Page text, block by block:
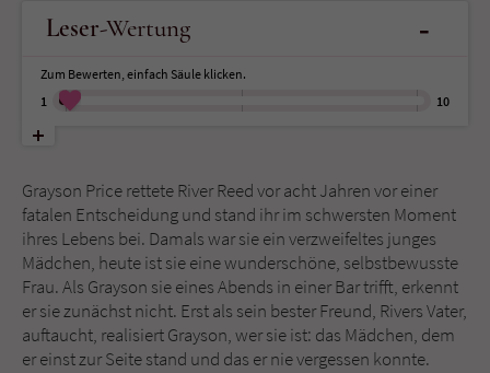
Leser-Wertung -
Zum Bewerten, einfach Säule klicken.
1
10
Grayson Price rettete River Reed vor acht Jahren vor einer
fatalen Entscheidung und stand ihr im schwersten Moment
ihres Lebens bei. Damals war sie ein verzweifeltes junges
Mädchen, heute ist sie eine wunderschöne, selbstbewusste
Frau. Als Grayson sie eines Abends in einer Bar trifft, erkennt
er sie zunächst nicht. Erst als sein bester Freund, Rivers Vater,
auftaucht, realisiert Grayson, wer sie ist: das Mädchen, dem
er einst zur Seite stand und das er nie vergessen konnte.
Anbieter Literatur-Couch Medien GmbH & Co. KG
Zweck Cookie für Kommentare einzelner Buchtitel
Name fe_typo_user
Anbieter Literatur-Couch Medien GmbH & Co. KG